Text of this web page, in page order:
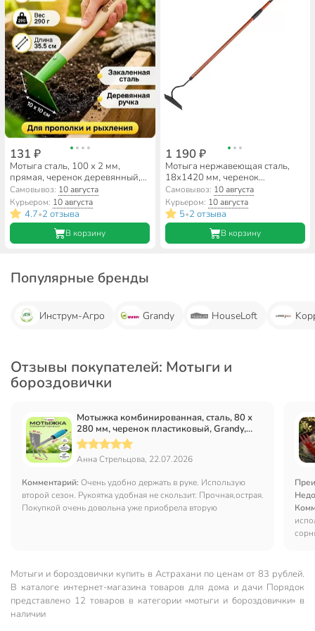
131 ₽
Мотыга сталь, 100 х 2 мм,
прямая, черенок деревянный,
HouseLoft
Самовывоз: 10 августа
Курьером: 10 августа
4.7•2 отзыва
В корзину
1 190 ₽
Мотыга нержавеющая сталь,
18х1420 мм, черенок
дюралюминиевый, Kopper
Tools, Гагара, ФИ.012.000
Самовывоз: 10 августа
Курьером: 10 августа
5•2 отзыва
В корзину
Популярные бренды
Инструм-Агро Grandy HouseLoft
Отзывы покупателей: Мотыги и
бороздовички
Мотыжка комбинированная, сталь, 80 х
280 мм, черенок пластиковый, Grandy,
Connect
Анна Стрельцова, 22.07.2026
Комментарий: Очень удобно держать в руке. Использую
второй сезон. Рукоятка удобная не скользит. Прочная,острая.
Покупкой очень довольна уже приобрела вторую
Мотыги и бороздовички купить в Астрахани по ценам от 83 рублей.
В каталоге интернет-магазина товаров для дома и дачи Порядок
представлено 12 товаров в категории «мотыги и бороздовички» в
наличии